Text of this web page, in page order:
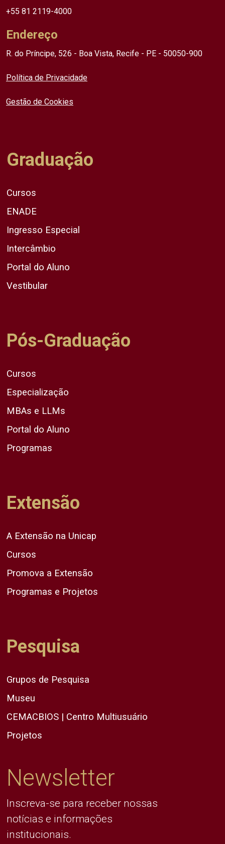
+55 81 2119-4000
Endereço
R. do Príncipe, 526 - Boa Vista, Recife - PE - 50050-900
Política de Privacidade
Gestão de Cookies
Graduação
Cursos
ENADE
Ingresso Especial
Intercâmbio
Portal do Aluno
Vestibular
Pós-Graduação
Cursos
Especialização
MBAs e LLMs
Portal do Aluno
Programas
Extensão
A Extensão na Unicap
Cursos
Promova a Extensão
Programas e Projetos
Pesquisa
Grupos de Pesquisa
Museu
CEMACBIOS | Centro Multiusuário
Projetos
Newsletter
Inscreva-se para receber nossas
notícias e informações
institucionais.